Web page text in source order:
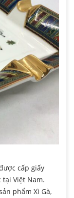
cấp giấy
tại Việt Nam.
phẩm Xì Gà,